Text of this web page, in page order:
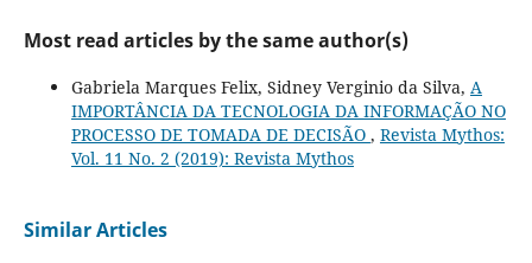
Most read articles by the same author(s)
Gabriela Marques Felix, Sidney Verginio da Silva, A
IMPORTÂNCIA DA TECNOLOGIA DA INFORMAÇÃO NO
PROCESSO DE TOMADA DE DECISÃO , Revista Mythos:
Vol. 11 No. 2 (2019): Revista Mythos
Similar Articles